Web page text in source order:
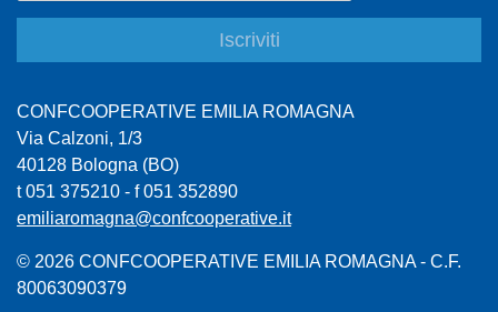
CONFCOOPERATIVE EMILIA ROMAGNA
Via Calzoni, 1/3
40128 Bologna (BO)
t 051 375210 - f 051 352890
emiliaromagna@confcooperative.it
© 2026 CONFCOOPERATIVE EMILIA ROMAGNA - C.F.
80063090379